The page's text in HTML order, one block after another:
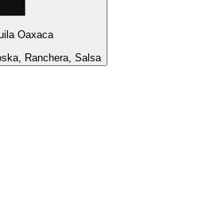
Oaxaca
Ranchera, Salsa